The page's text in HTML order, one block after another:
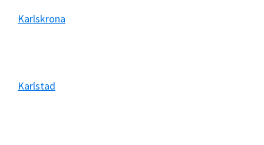
Karlskrona
Karlstad